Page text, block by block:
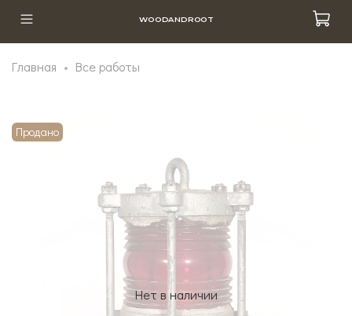
WOODANDROOT
Главная Все работы
Нет в наличии
Продано